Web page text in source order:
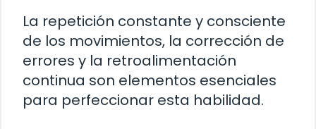
La repetición constante y consciente
de los movimientos, la corrección de
errores y la retroalimentación
continua son elementos esenciales
para perfeccionar esta habilidad.